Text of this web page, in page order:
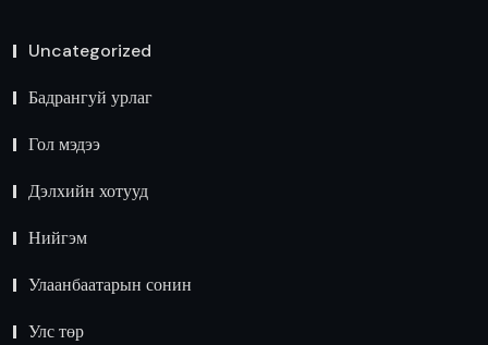
Uncategorized
Бадрангуй урлаг
Гол мэдээ
Дэлхийн хотууд
Нийгэм
Улаанбаатарын сонин
Улс төр